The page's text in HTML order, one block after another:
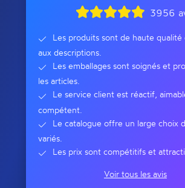
3956
Les produits sont de haute qualité
aux descriptions.
Les emballages sont soignés et
les articles.
Le service client est réactif,
compétent.
Le catalogue offre un large choix
variés.
Les prix sont compétitifs et
Voir tous les avis